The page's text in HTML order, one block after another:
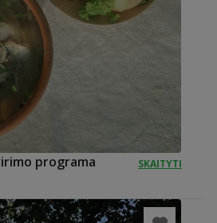
programa SKAITYTI